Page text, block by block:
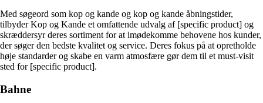
Med søgeord som kop og kande og kop og kande åbningstider,
tilbyder Kop og Kande et omfattende udvalg af [specific product] og
skræddersyr deres sortiment for at imødekomme behovene hos kunder,
der søger den bedste kvalitet og service. Deres fokus på at opretholde
høje standarder og skabe en varm atmosfære gør dem til et must-visit
sted for [specific product].
Bahne